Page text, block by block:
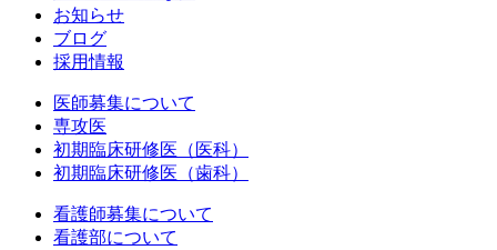
お知らせ
ブログ
採用情報
医師募集について
専攻医
初期臨床研修医（医科）
初期臨床研修医（歯科）
看護師募集について
看護部について